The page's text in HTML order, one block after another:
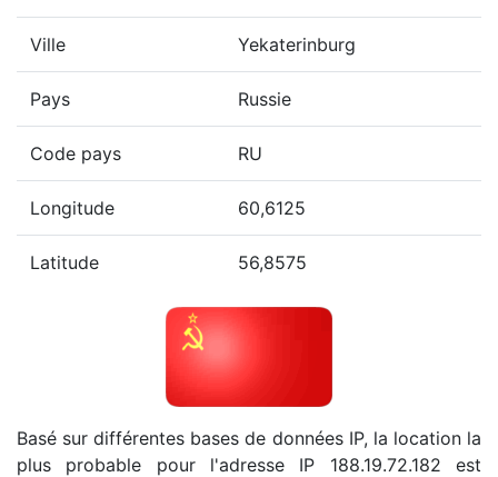
Ville Yekaterinburg
Pays Russie
Code pays RU
Longitude 60,6125
Latitude 56,8575
Basé sur différentes bases de données IP, la location la
plus probable pour l'adresse IP 188.19.72.182 est